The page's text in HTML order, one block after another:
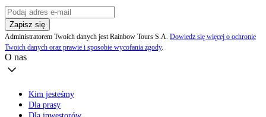
Zapisz się
Administratorem Twoich danych jest Rainbow Tours S.A. Dowiedz się więcej o ochronie
Twoich danych oraz prawie i sposobie wycofania zgody.
O nas
Kim jesteśmy
Dla prasy